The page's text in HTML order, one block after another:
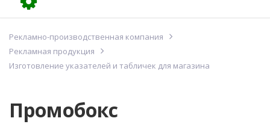
Рекламно-производственная компания
Рекламная продукция
Изготовление указателей и табличек для магазина
Промобокс